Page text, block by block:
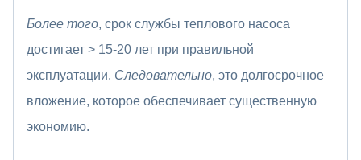
Более того, срок службы теплового насоса
достигает > 15-20 лет при правильной
эксплуатации. Следовательно, это долгосрочное
вложение, которое обеспечивает существенную
экономию.